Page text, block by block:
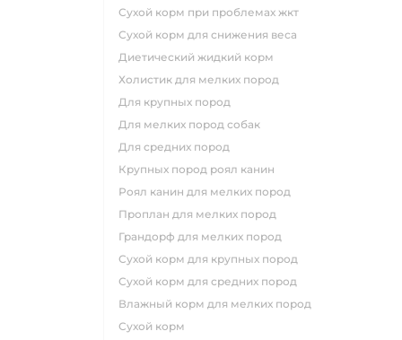
сухой корм при проблемах жкт
сухой корм для снижения веса
диетический жидкий корм
холистик для мелких пород
для крупных пород
для мелких пород собак
для средних пород
крупных пород роял канин
роял канин для мелких пород
проплан для мелких пород
грандорф для мелких пород
сухой корм для крупных пород
сухой корм для средних пород
влажный корм для мелких пород
сухой корм